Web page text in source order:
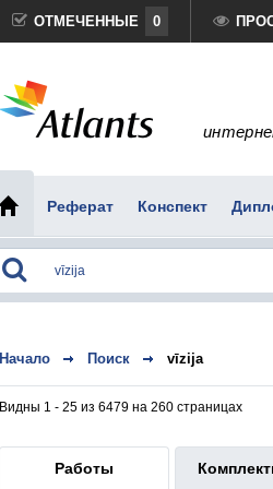
ОТМЕЧЕННЫЕ 0
Реферат Конспект
Начало Поиск vīzija
Видны 1 - 25 из 6479 на 260 страницах
Работы